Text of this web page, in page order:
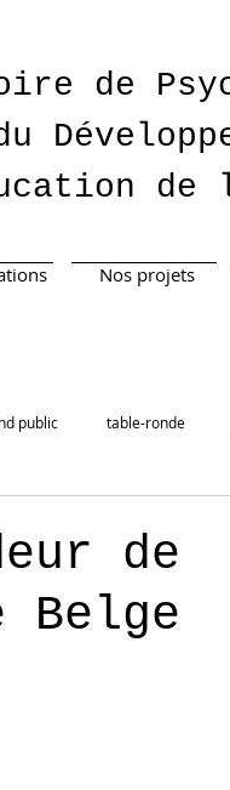
de
de
Nos projets
public table-ronde
de
Belge